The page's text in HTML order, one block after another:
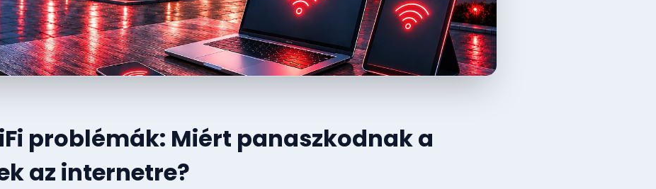
problémák: Miért panaszkodnak a
az internetre?